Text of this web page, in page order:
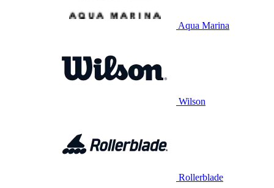
Aqua Marina
Wilson
Rollerblade